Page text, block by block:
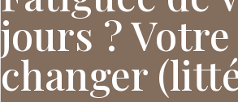
jours ?
changer